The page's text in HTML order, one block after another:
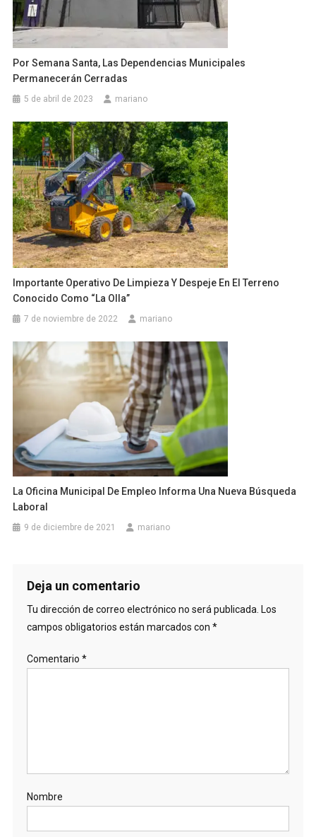
Por Semana Santa, Las Dependencias Municipales
Permanecerán Cerradas
5 de abril de 2023 mariano
Importante Operativo De Limpieza Y Despeje En El Terreno
Conocido Como “la Olla”
7 de noviembre de 2022 mariano
La Oficina Municipal De Empleo Informa Una Nueva Búsqueda
Laboral
9 de diciembre de 2021 mariano
Deja un comentario
Tu dirección de correo electrónico no será publicada. Los
campos obligatorios están marcados con *
Comentario *
Nombre